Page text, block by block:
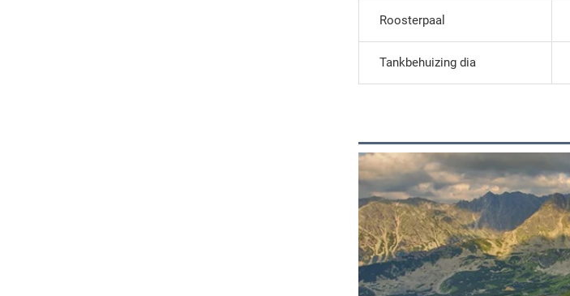
Roosterpaal
Tankbehuizing dia